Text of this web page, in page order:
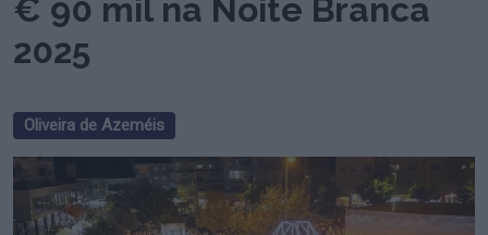
€ 90 mil na Noite Branca
2025
Oliveira de Azeméis